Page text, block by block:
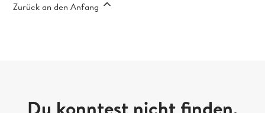
Zurück an den Anfang